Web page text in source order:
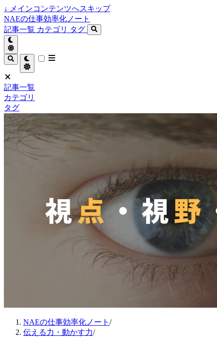
↓ メインコンテンツへスキップ
NAEの仕事効率化ノート
記事一覧 カテゴリ タグ
記事一覧
カテゴリ
タグ
NAEの仕事効率化ノート /
伝える力・動かす力/